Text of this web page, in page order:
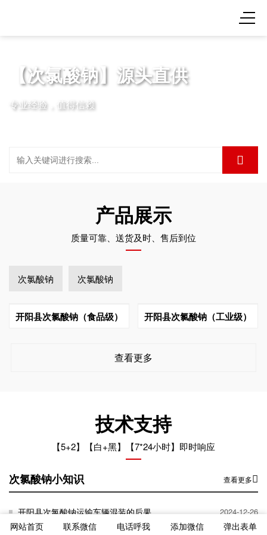
【次氯酸钠】源头直供
专业经验，值得信赖
产品展示
质量可靠、送货及时、售后到位
次氯酸钠 次氯酸钠
开阳县次氯酸钠（食品级） 开阳县次氯酸钠（工业级）
查看更多
技术支持
【5+2】【白+黑】【7*24小时】即时响应
次氯酸钠小知识 查看更多
开阳县次氯酸钠运输车辆混装的后果 2024-12-26
网站首页 联系微信 电话呼我 添加微信 弹出表单